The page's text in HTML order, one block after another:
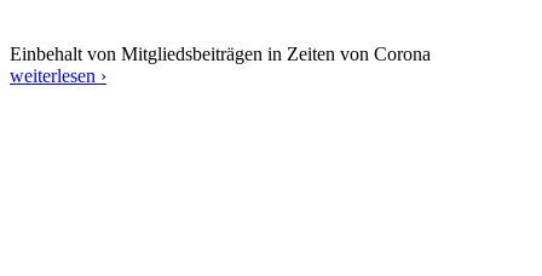
Einbehalt von Mitgliedsbeiträgen in Zeiten von Corona
weiterlesen ›